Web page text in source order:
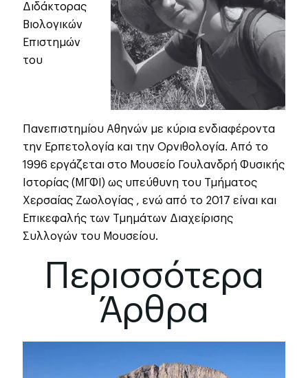
Διδάκτορας
Βιολογικών
Επιστημών
του
Πανεπιστημίου Αθηνών με κύρια ενδιαφέροντα
την Ερπετολογία και την Ορνιθολογία. Από το
1996 εργάζεται στο Μουσείο Γουλανδρή Φυσικής
Ιστορίας (ΜΓΦΙ) ως υπεύθυνη του Τμήματος
Χερσαίας Ζωολογίας , ενώ από το 2017 είναι και
Επικεφαλής των Τμημάτων Διαχείρισης
Συλλογών του Μουσείου.
Περισσότερα
Άρθρα